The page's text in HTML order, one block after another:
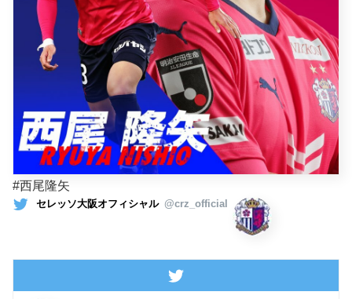
#西尾隆矢
セレッソ大阪オフィシャル @crz_official